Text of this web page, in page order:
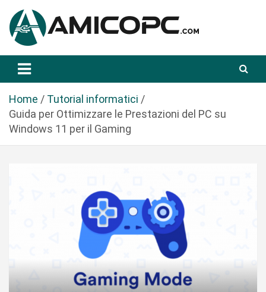
a
Amicopc.com
Home
Tutorial informatici
Guida per Ottimizzare le Prestazioni del PC su
Windows 11 per il Gaming